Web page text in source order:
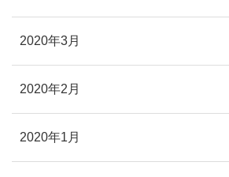
2020年3月
2020年2月
2020年1月